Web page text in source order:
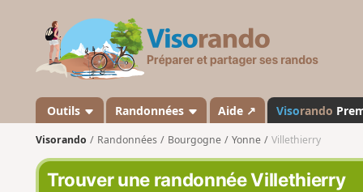
s
a
n
d
o
Outils Randonnées Aide ↗ Visorando
Visorando Randonnées Bourgogne Yonne Villethierry
Trouver une randonnée Villethierry